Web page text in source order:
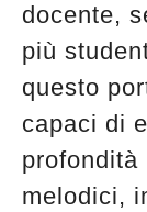
docente,
più
questo
capaci di
profondità
melodici,